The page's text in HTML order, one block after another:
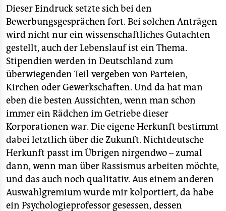
Dieser Eindruck setzte sich bei den
Bewerbungsgesprächen fort. Bei solchen Anträgen
wird nicht nur ein wissenschaftliches Gutachten
gestellt, auch der Lebenslauf ist ein Thema.
Stipendien werden in Deutschland zum
überwiegenden Teil vergeben von Parteien,
Kirchen oder Gewerkschaften. Und da hat man
eben die besten Aussichten, wenn man schon
immer ein Rädchen im Getriebe dieser
Korporationen war. Die eigene Herkunft bestimmt
dabei letztlich über die Zukunft. Nichtdeutsche
Herkunft passt im Übrigen nirgendwo – zumal
dann, wenn man über Rassismus arbeiten möchte,
und das auch noch qualitativ. Aus einem anderen
Auswahlgremium wurde mir kolportiert, da habe
ein Psychologieprofessor gesessen, dessen